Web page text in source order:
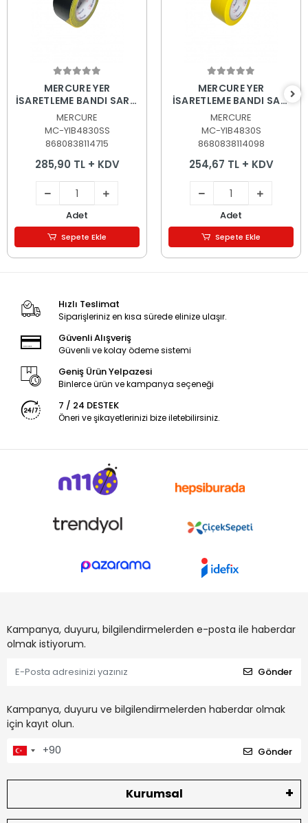
MERCURE YER
İŞARETLEME BANDI SARI-
SİYAH 48mm.*30Mt
MERCURE
MC-YIB4830SS
8680838114715
285,90 TL + KDV
Adet
Sepete Ekle
MERCURE YER
İŞARETLEME BANDI SARI
48mm.*30Mt.
MERCURE
MC-YIB4830S
8680838114098
254,67 TL + KDV
Adet
Sepete Ekle
Hızlı Teslimat
Siparişleriniz en kısa sürede elinize ulaşır.
Güvenli Alışveriş
Güvenli ve kolay ödeme sistemi
Geniş Ürün Yelpazesi
Binlerce ürün ve kampanya seçeneği
7 / 24 DESTEK
Öneri ve şikayetlerinizi bize iletebilirsiniz.
Kampanya, duyuru, bilgilendirmelerden e-posta ile haberdar
olmak istiyorum.
Gönder
Kampanya, duyuru ve bilgilendirmelerden haberdar olmak
için kayıt olun.
Gönder
Kurumsal